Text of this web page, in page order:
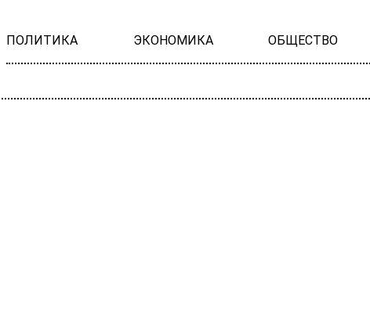
ПОЛИТИКА ЭКОНОМИКА ОБЩЕСТВО